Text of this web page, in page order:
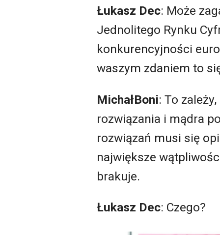
Łukasz Dec: Może
Jednolitego Rynku
konkurencyjności
waszym zdaniem to
MichałBoni: To
rozwiązania i mądra
rozwiązań musi się
największe
brakuje.
Łukasz Dec: Czego?